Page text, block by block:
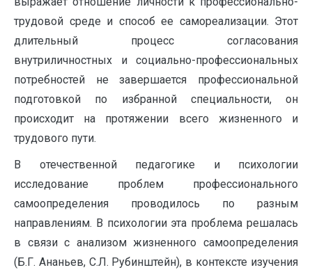
трудовой среде и способ ее самореализации. Этот
длительный процесс согласования
внутриличностных и социально-профессиональных
потребностей не завершается профессиональной
подготовкой по избранной специальности, он
происходит на протяжении всего жизненного и
трудового пути.
В отечественной педагогике и психологии
исследование проблем профессионального
самоопределения проводилось по разным
направлениям. В психологии эта проблема решалась
в связи с анализом жизненного самоопределения
(Б.Г. Ананьев, С.Л. Рубинштейн), в контексте изучения